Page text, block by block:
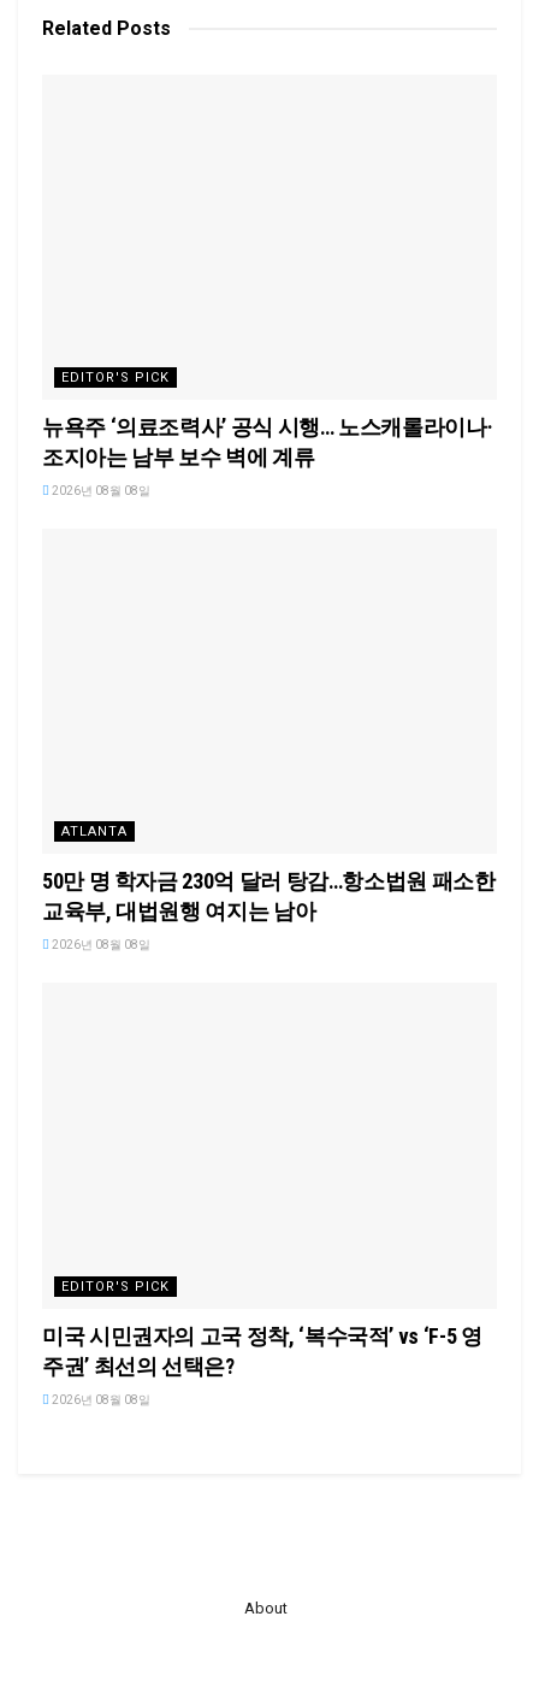
Related Posts
EDITOR'S PICK
뉴욕주 ‘의료조력사’ 공식 시행… 노스캐롤라이나·
조지아는 남부 보수 벽에 계류
2026년 08월 08일
ATLANTA
50만 명 학자금 230억 달러 탕감…항소법원 패소한
교육부, 대법원행 여지는 남아
2026년 08월 08일
EDITOR'S PICK
미국 시민권자의 고국 정착, ‘복수국적’ vs ‘F-5 영
주권’ 최선의 선택은?
2026년 08월 08일
About